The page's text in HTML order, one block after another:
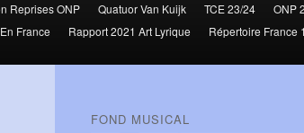
Reprises ONP Quatuor Van Kuijk TCE 23/24
ONP
France Rapport 2021 Art Lyrique
Répertoire France
FOND MUSICAL